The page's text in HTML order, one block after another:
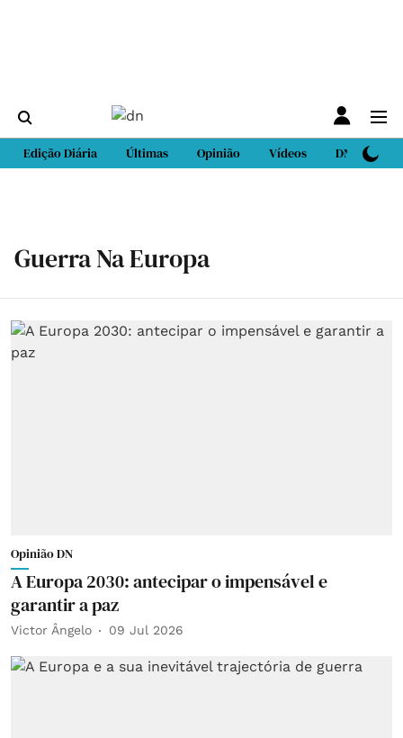
Edição Diária Últimas Opinião Vídeos DN Sport
Guerra Na Europa
Opinião DN
A Europa 2030: antecipar o impensável e
garantir a paz
Victor Ângelo 09 Jul 2026